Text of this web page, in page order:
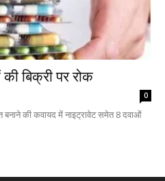
बिक्री पर रोक
0
की कवायद में नाइट्रावेट समेत 8 दवाओं